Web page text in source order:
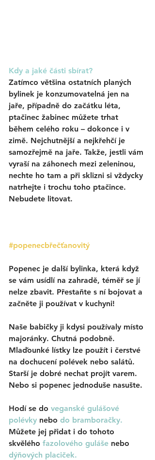
Kdy a jaké části sbírat?
Zatímco většina ostatních planých
bylinek je konzumovatelná jen na
jaře, případně do začátku léta,
ptačinec žabinec můžete trhat
během celého roku – dokonce i v
zimě. Nejchutnější a nejkřehčí je
samozřejmě na jaře. Takže, jestli vám
vyraší na záhonech mezi zeleninou,
nechte ho tam a při sklizni si vždycky
natrhejte i trochu toho ptačince.
Nebudete litovat.
#popenecbřečťanovitý
Popenec je další bylinka, která když
se vám usídlí na zahradě, téměř se jí
nelze zbavit. Přestaňte s ní bojovat a
začněte ji používat v kuchyni!
Naše babičky ji kdysi používaly místo
majoránky. Chutná podobně.
Mlaďounké lístky lze použít i čerstvé
na dochucení polévek nebo salátů.
Starší je dobré nechat projít varem.
Nebo si popenec jednoduše nasušte.
Hodí se do veganské gulášové
polévky nebo do bramboračky.
Můžete jej přidat i do tohoto
skvělého fazolového guláše nebo
dýňových placiček.